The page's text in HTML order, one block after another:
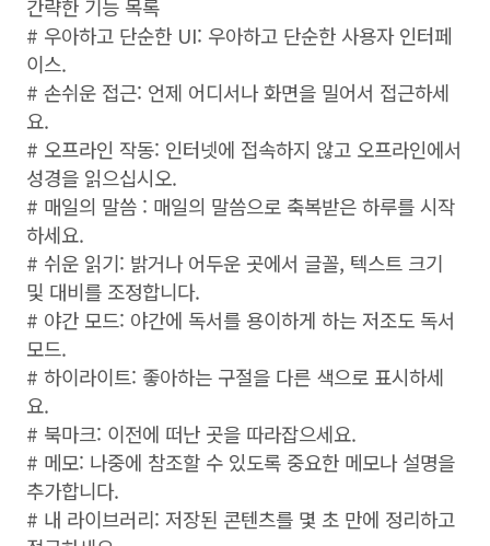
간략한 기능 목록
# 우아하고 단순한 UI: 우아하고 단순한 사용자 인터페
이스.
# 손쉬운 접근: 언제 어디서나 화면을 밀어서 접근하세
요.
# 오프라인 작동: 인터넷에 접속하지 않고 오프라인에서
성경을 읽으십시오.
# 매일의 말씀 : 매일의 말씀으로 축복받은 하루를 시작
하세요.
# 쉬운 읽기: 밝거나 어두운 곳에서 글꼴, 텍스트 크기
및 대비를 조정합니다.
# 야간 모드: 야간에 독서를 용이하게 하는 저조도 독서
모드.
# 하이라이트: 좋아하는 구절을 다른 색으로 표시하세
요.
# 북마크: 이전에 떠난 곳을 따라잡으세요.
# 메모: 나중에 참조할 수 있도록 중요한 메모나 설명을
추가합니다.
# 내 라이브러리: 저장된 콘텐츠를 몇 초 만에 정리하고